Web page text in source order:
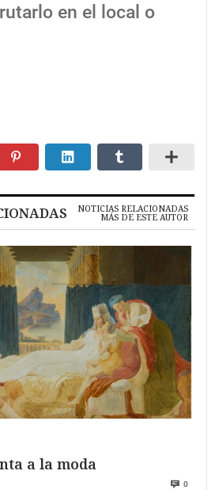
en el local o
NOTICIAS RELACIONADAS
MÁS DE ESTE AUTOR
a la moda
0